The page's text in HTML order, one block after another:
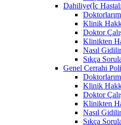
Dahiliye(İç
Klinik
Doktor
Klinikten
Nasıl
Sıkça
Genel Cerrahi
Klinik
Doktor
Klinikten
Nasıl
Sıkça